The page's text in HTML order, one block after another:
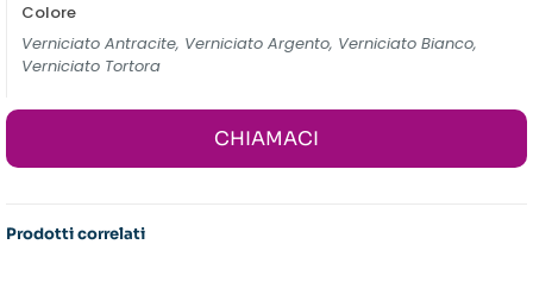
Colore
Verniciato Antracite, Verniciato Argento, Verniciato Bianco,
Verniciato Tortora
CHIAMACI
Prodotti correlati